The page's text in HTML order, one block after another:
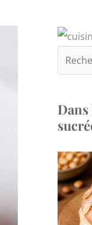
Dans